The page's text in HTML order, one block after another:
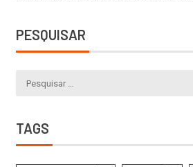
PESQUISAR
TAGS